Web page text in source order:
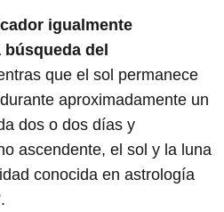
igualmente
del
que el sol permanece
aproximadamente un
dos o dos días y
ascendente, el sol y la luna
conocida en astrología